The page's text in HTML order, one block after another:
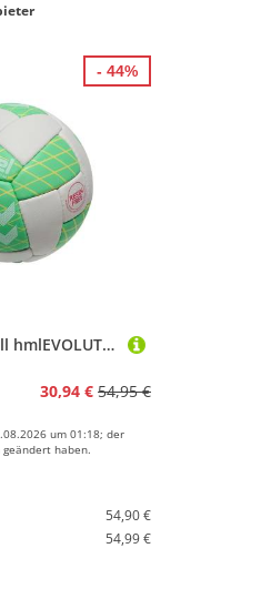
hummel Handball hmlEVOLUTION ADVANCED AR HB
30,94 € 54,95 €
um 01:18; der
haben.
54,90 €
54,99 €
- 44%